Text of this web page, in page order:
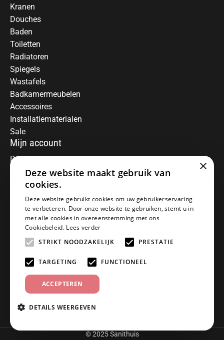
Kranen
Douches
Baden
Toiletten
Radiatoren
Spiegels
Wastafels
Badkamermeubelen
Accessoires
Installatiematerialen
Sale
Mijn account
Registreren
Mijn bestellingen
Informatie
Over ons
Algemene voorwaarden
Disclaimer
Privacy Policy
Betaalmethoden
Retourneren
Klantenservice
Offerte aanvragen
Contact
© 2025 Sanithuis
×
Deze website maakt gebruik van
cookies.
Deze website gebruikt cookies om uw gebruikerservaring
te verbeteren. Door onze website te gebruiken, stemt u in
met alle cookies in overeenstemming met ons
Cookiebeleid. Lees verder
STRIKT NOODZAKELIJK
PRESTATIE
TARGETING FUNCTIONEEL
ACCEPTEREN
DETAILS WEERGEVEN